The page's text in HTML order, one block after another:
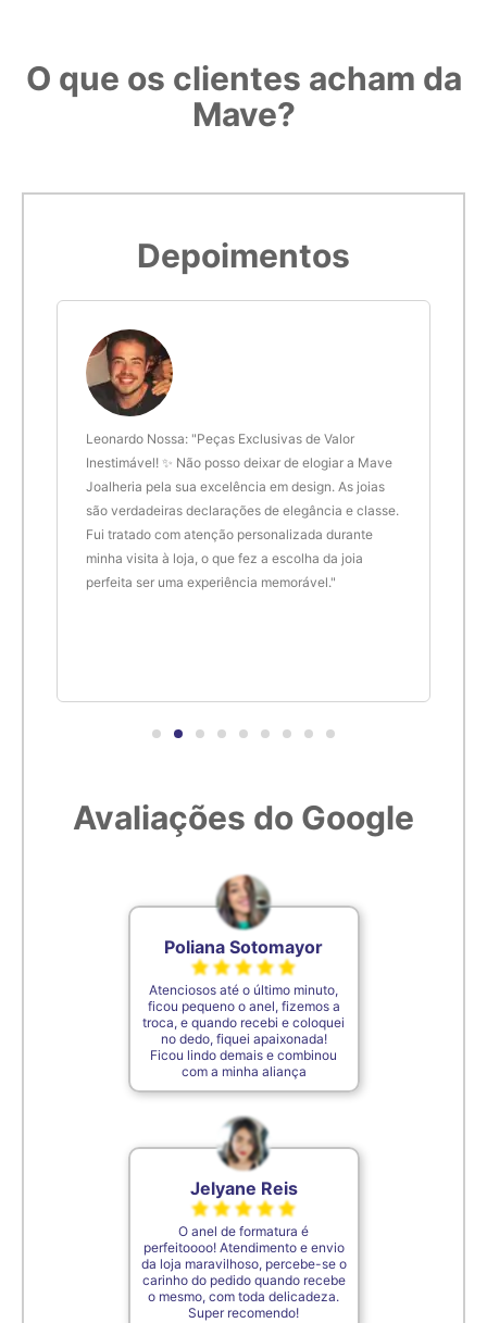
O que os clientes acham da
Mave?
Depoimentos
Leonardo Nossa: "Peças Exclusivas de Valor
Inestimável! ✨ Não posso deixar de elogiar a Mave
Joalheria pela sua excelência em design. As joias
são verdadeiras declarações de elegância e classe.
Fui tratado com atenção personalizada durante
minha visita à loja, o que fez a escolha da joia
perfeita ser uma experiência memorável."
Avaliações do Google
Poliana Sotomayor
Atenciosos até o último minuto,
ficou pequeno o anel, fizemos a
troca, e quando recebi e coloquei
no dedo, fiquei apaixonada!
Ficou lindo demais e combinou
com a minha aliança
Jelyane Reis
O anel de formatura é
perfeitoooo! Atendimento e envio
da loja maravilhoso, percebe-se o
carinho do pedido quando recebe
o mesmo, com toda delicadeza.
Super recomendo!